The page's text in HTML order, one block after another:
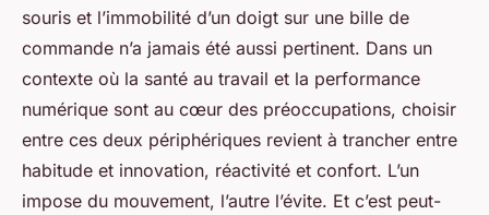
souris et l’immobilité d’un doigt sur une bille de
commande n’a jamais été aussi pertinent. Dans un
contexte où la santé au travail et la performance
numérique sont au cœur des préoccupations, choisir
entre ces deux périphériques revient à trancher entre
habitude et innovation, réactivité et confort. L’un
impose du mouvement, l’autre l’évite. Et c’est peut-